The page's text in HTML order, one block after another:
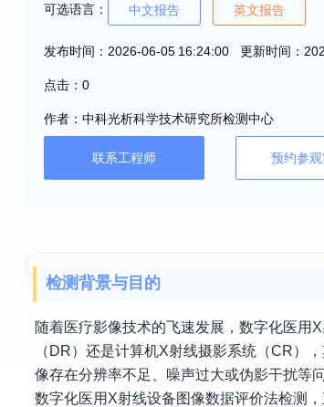
可选语言： 中文报告 英文报告
发布时间：2026-06-05 16:24:00 更新时间：
点击：0
作者：中科光析科学技术研究所检测中心
联系工程师 预约参
检测背景与目的
随着医疗影像技术的飞速发展，数字化医用
（DR）还是计算机X射线摄影系统（CR）
像存在分辨率不足、噪声过大或伪影干扰等
数字化医用X射线设备图像数据评价法检测